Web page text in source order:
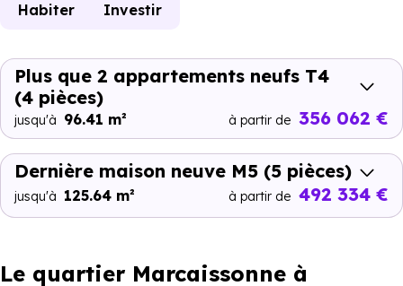
Habiter Investir
Plus que 2 appartements neufs T4
(4 pièces)
jusqu'à 96.41 m² à partir de 356 062 €
Dernière maison neuve M5 (5 pièces)
jusqu'à 125.64 m² à partir de 492 334 €
Le quartier Marcaissonne à